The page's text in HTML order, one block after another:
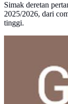
Simak deretan
2025/2026, dari
tinggi.